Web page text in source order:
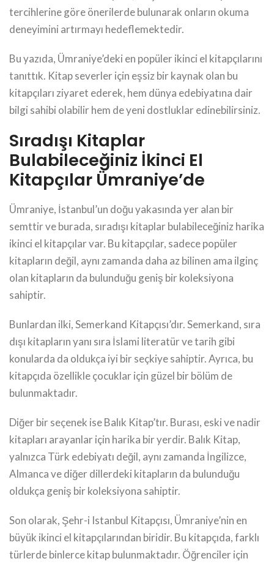
tercihlerine göre önerilerde bulunarak onların okuma
deneyimini artırmayı hedeflemektedir.
Bu yazıda, Ümraniye’deki en popüler ikinci el kitapçılarını
tanıttık. Kitap severler için eşsiz bir kaynak olan bu
kitapçıları ziyaret ederek, hem dünya edebiyatına dair
bilgi sahibi olabilir hem de yeni dostluklar edinebilirsiniz.
Sıradışı Kitaplar
Bulabileceğiniz İkinci El
Kitapçılar Ümraniye’de
Ümraniye, İstanbul’un doğu yakasında yer alan bir
semttir ve burada, sıradışı kitaplar bulabileceğiniz harika
ikinci el kitapçılar var. Bu kitapçılar, sadece popüler
kitapların değil, aynı zamanda daha az bilinen ama ilginç
olan kitapların da bulunduğu geniş bir koleksiyona
sahiptir.
Bunlardan ilki, Semerkand Kitapçısı’dır. Semerkand, sıra
dışı kitapların yanı sıra İslami literatür ve tarih gibi
konularda da oldukça iyi bir seçkiye sahiptir. Ayrıca, bu
kitapçıda özellikle çocuklar için güzel bir bölüm de
bulunmaktadır.
Diğer bir seçenek ise Balık Kitap’tır. Burası, eski ve nadir
kitapları arayanlar için harika bir yerdir. Balık Kitap,
yalnızca Türk edebiyatı değil, aynı zamanda İngilizce,
Almanca ve diğer dillerdeki kitapların da bulunduğu
oldukça geniş bir koleksiyona sahiptir.
Son olarak, Şehr-i Istanbul Kitapçısı, Ümraniye’nin en
büyük ikinci el kitapçılarından biridir. Bu kitapçıda, farklı
türlerde binlerce kitap bulunmaktadır. Öğrenciler için